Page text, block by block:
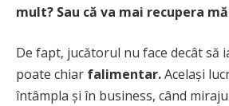
mult? Sau că va mai recupera
De fapt, jucătorul nu face decât să
poate chiar falimentar.Același
întâmpla și în business, când